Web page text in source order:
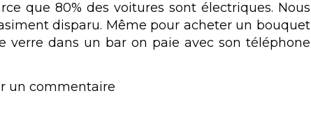
que 80% des voitures sont électriques. Nous
disparu. Même pour acheter un bouquet
verre dans un bar on paie avec son téléphone
un commentaire